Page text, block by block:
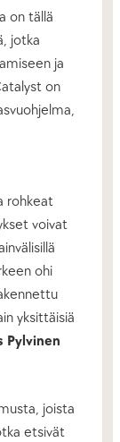
on tällä
jotka
ja
on
rohkeat
voivat
ohi
yksittäisiä
Pylvinen
joista
etsivät